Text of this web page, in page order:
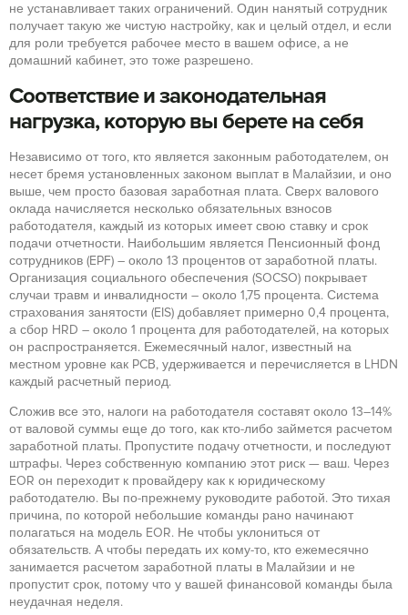
не устанавливает таких ограничений. Один нанятый сотрудник
получает такую же чистую настройку, как и целый отдел, и если
для роли требуется рабочее место в вашем офисе, а не
домашний кабинет, это тоже разрешено.
Соответствие и законодательная
нагрузка, которую вы берете на себя
Независимо от того, кто является законным работодателем, он
несет бремя установленных законом выплат в Малайзии, и оно
выше, чем просто базовая заработная плата. Сверх валового
оклада начисляется несколько обязательных взносов
работодателя, каждый из которых имеет свою ставку и срок
подачи отчетности. Наибольшим является Пенсионный фонд
сотрудников (EPF) – около 13 процентов от заработной платы.
Организация социального обеспечения (SOCSO) покрывает
случаи травм и инвалидности – около 1,75 процента. Система
страхования занятости (EIS) добавляет примерно 0,4 процента,
а сбор HRD – около 1 процента для работодателей, на которых
он распространяется. Ежемесячный налог, известный на
местном уровне как PCB, удерживается и перечисляется в LHDN
каждый расчетный период.
Сложив все это, налоги на работодателя составят около 13–14%
от валовой суммы еще до того, как кто-либо займется расчетом
заработной платы. Пропустите подачу отчетности, и последуют
штрафы. Через собственную компанию этот риск — ваш. Через
EOR он переходит к провайдеру как к юридическому
работодателю. Вы по-прежнему руководите работой. Это тихая
причина, по которой небольшие команды рано начинают
полагаться на модель EOR. Не чтобы уклониться от
обязательств. А чтобы передать их кому-то, кто ежемесячно
занимается расчетом заработной платы в Малайзии и не
пропустит срок, потому что у вашей финансовой команды была
неудачная неделя.